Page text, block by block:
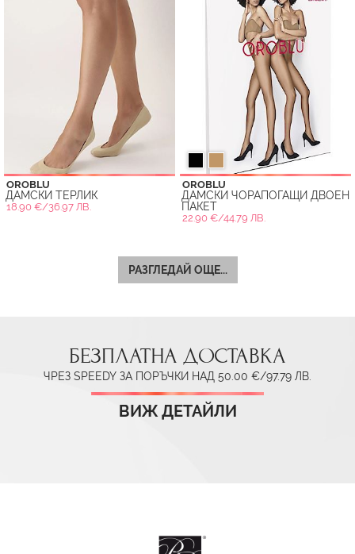
OROBLU
ДАМСКИ ТЕРЛИК
18.90 €/36.97 ЛВ.
OROBLU
ДАМСКИ ЧОРАПОГАЩИ ДВОЕН
ПАКЕТ
22.90 €/44.79 ЛВ.
РАЗГЛЕДАЙ ОЩЕ...
БЕЗПЛАТНА ДОСТАВКА
ЧРЕЗ SPEEDY ЗА ПОРЪЧКИ НАД 50.00 €/97.79 ЛВ.
ВИЖ ДЕТАЙЛИ